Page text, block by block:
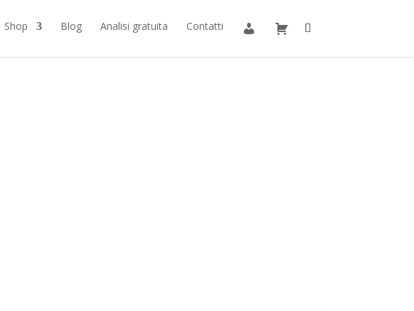
Shop Blog Analisi gratuita Contatti